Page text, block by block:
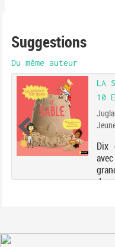
Suggestions
Du même auteur
LA
10
Dix
des